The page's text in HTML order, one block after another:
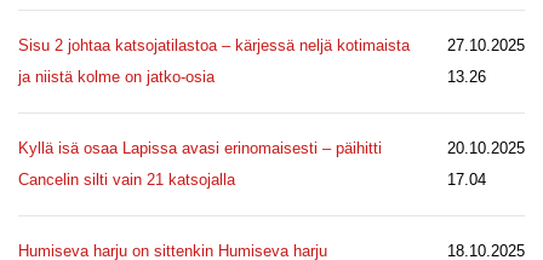
Sisu 2 johtaa katsojatilastoa – kärjessä neljä kotimaista
ja niistä kolme on jatko-osia
27.10.2025
13.26
Kyllä isä osaa Lapissa avasi erinomaisesti – päihitti
Cancelin silti vain 21 katsojalla
20.10.2025
17.04
Humiseva harju on sittenkin Humiseva harju
18.10.2025